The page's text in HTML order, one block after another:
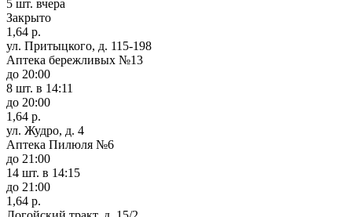
5 шт. вчера
Закрыто
1,64 р.
ул. Притыцкого, д. 115-198
Аптека бережливых №13
до 20:00
8 шт. в 14:11
до 20:00
1,64 р.
ул. Жудро, д. 4
Аптека Пилюля №6
до 21:00
14 шт. в 14:15
до 21:00
1,64 р.